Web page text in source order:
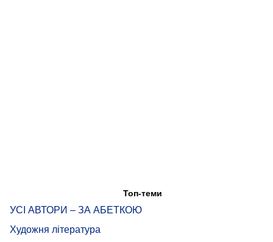
Топ-теми
УСІ АВТОРИ – ЗА АБЕТКОЮ
Художня література